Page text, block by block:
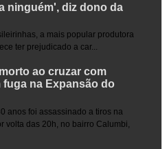
ninguém', diz dono da
a mais popular produtora
ter prejudicado a car...
ao cruzar com
na Expansão do
anos foi assassinado a tiros na
volta das 20h, no bairro Calumbi,